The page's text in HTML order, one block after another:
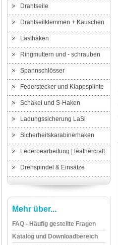
Drahtseile
Drahtseilklemmen + Kauschen
Lasthaken
Ringmuttern und - schrauben
Spannschlösser
Federstecker und Klappsplinte
Schäkel und S-Haken
Ladungssicherung LaSi
Sicherheitskarabinerhaken
Lederbearbeitung | leathercraft
Drehspindel & Einsätze
Mehr über...
FAQ - Häufig gestellte Fragen
Katalog und Downloadbereich